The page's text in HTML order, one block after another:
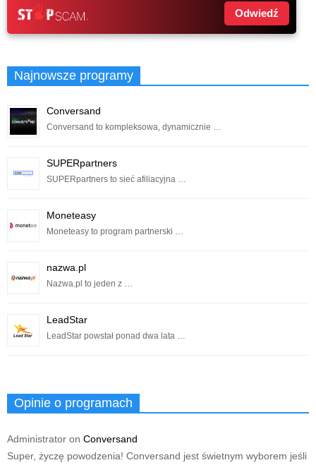
Odwiedź
Najnowsze programy
Conversand
Conversand to kompleksowa, dynamicznie …
SUPERpartners
SUPERpartners to sieć afiliacyjna …
Moneteasy
Moneteasy to program partnerski …
nazwa.pl
Nazwa.pl to jeden z …
LeadStar
LeadStar powstał ponad dwa lata …
Opinie o programach
Administrator on Conversand
Super, życzę powodzenia! Conversand jest świetnym wyborem jeśli